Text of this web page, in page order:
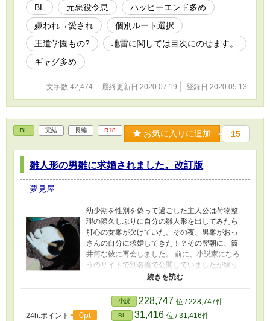
友達が欲しいんだ、それが無理なら、平穏がほ
しいんだけなんだよ！ 逆ハー無しの各個別ルー
トの美形攻めに出逢い、彼が幸せを見つけるま
での物語。本当の近親ものは無しにしました。
彼の兄とは、血が繋がってません。not無理矢理
修正入ります。 不定期の更新です。リアルが忙
しくなったり夢見屋の体調が悪いときは更新で
羽が繋がっていますが登場人物の数がたぶん、
それくらいになるのかもしれませんね？夢見屋
たので。
BL 元悪役令息
ハッピーエンド多め
嫌われ→愛され
個別ルート選択
王道学園もの?
地雷に関しては目次にのせます。
ギャグ多め
文字数 42,474 最終更新日 2020.07.19 登録日 2020.05.13
BL 完結 長編 R18 お気に入りに追加 15
雛人形の男雛に求婚されました。改訂版
夢見屋
幼少期を性別を偽って過ごした主人公は荷物整
理の際久しぶりに自分の雛人形を出してみたら
肝心の女雛が欠けていた。その夜、男雛がおっ
さんの自分に求婚してきた！？その翌朝に、筒
井筒な彼に再会しました。 前に、小説家になろ
うのサイトで別名義で公開していましたが練り
直してだします。 番外編始めました。ハッピー
バースデーを収録しました。過去編も多数収録
しています。番外編は、脇カプ達に占拠されそ
うです。 思うところありタグ変更しました。
24h.ポイント
0pt
小説 228,747 位 / 228,747件
BL 31,416 位 / 31,416件